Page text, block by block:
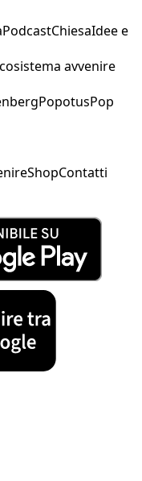
PodcastChiesaIdee e
avvenire
PopotusPop
ShopContatti